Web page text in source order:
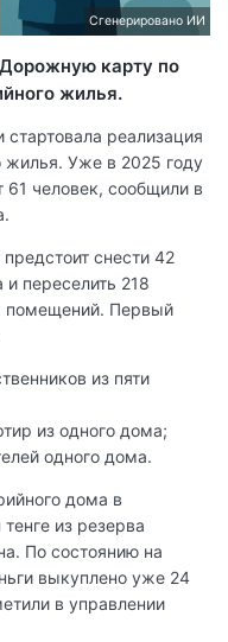
Сгенерировано ИИ
карту по
жилья.
стартовала реализация
жилья. Уже в 2025 году
61 человек, сообщили в
снести 42
переселить 218
помещений. Первый
из пяти
из одного дома;
одного дома.
дома в
из резерва
По состоянию на
выкуплено уже 24
в управлении